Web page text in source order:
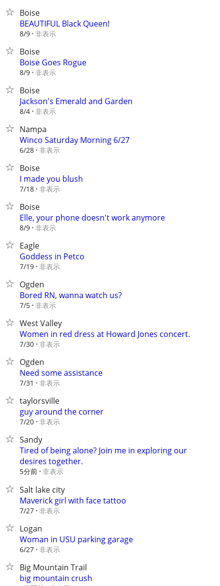
Boise
BEAUTIFUL Black Queen!
8/9 非表示
Boise
Boise Goes Rogue
8/9 非表示
Boise
Jackson's Emerald and Garden
8/4 非表示
Nampa
Winco Saturday Morning 6/27
6/28 非表示
Boise
I made you blush
7/18 非表示
Boise
Elle, your phone doesn't work anymore
8/9 非表示
Eagle
Goddess in Petco
7/19 非表示
Ogden
Bored RN, wanna watch us?
7/5 非表示
West Valley
Women in red dress at Howard Jones concert.
7/30 非表示
Ogden
Need some assistance
7/31 非表示
taylorsville
guy around the corner
7/20 非表示
Sandy
Tired of being alone? Join me in exploring our
desires together.
5分前 非表示
Salt lake city
Maverick girl with face tattoo
7/27 非表示
Logan
Woman in USU parking garage
6/27 非表示
Big Mountain Trail
big mountain crush